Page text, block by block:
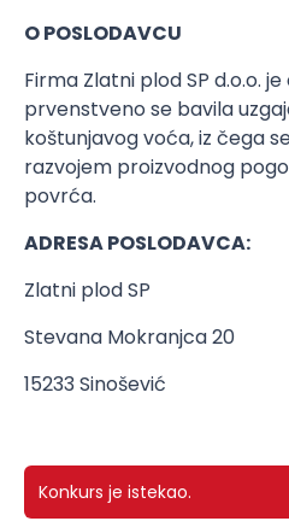
O POSLODAVCU
Firma Zlatni plod SP d.o.o.
prvenstveno se bavila
koštunjavog voća, iz čega
razvojem proizvodnog
povrća.
ADRESA POSLODAVCA:
Zlatni plod SP
Stevana Mokranjca 20
15233 Sinošević
Konkurs je istekao.